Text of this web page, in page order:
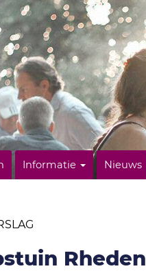
Informatie Nieuws
Rheden